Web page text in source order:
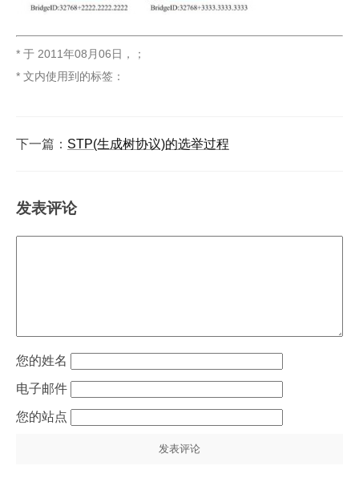
* 于 2011年08月06日 ，
；
* 文内使用到的标签：
下一篇： STP(生成树协议)的选举过程
发表评论
姓名
电子邮件
站点